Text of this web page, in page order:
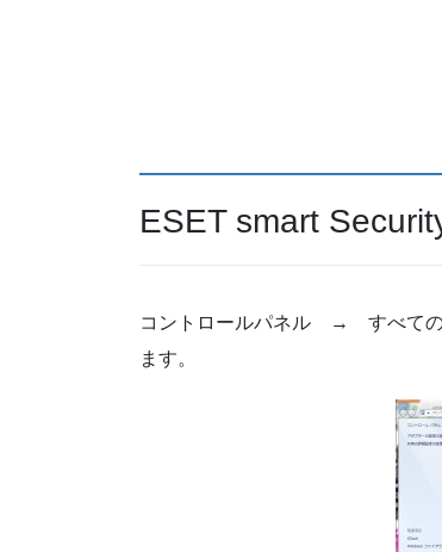
ESET smart
コントロールパネル → すべての
ます。